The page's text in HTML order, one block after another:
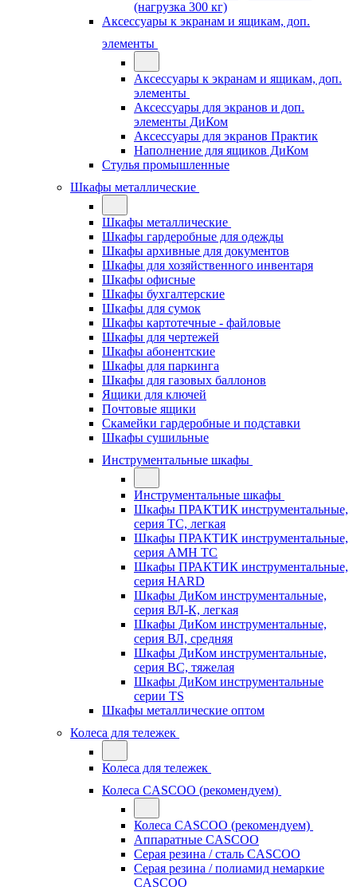
(нагрузка 300 кг)
Аксессуары к экранам и ящикам, доп.
элементы
Аксессуары к экранам и ящикам, доп.
элементы
Аксессуары для экранов и доп.
элементы ДиКом
Аксессуары для экранов Практик
Наполнение для ящиков ДиКом
Стулья промышленные
Шкафы металлические
Шкафы металлические
Шкафы гардеробные для одежды
Шкафы архивные для документов
Шкафы для хозяйственного инвентаря
Шкафы офисные
Шкафы бухгалтерские
Шкафы для сумок
Шкафы картотечные - файловые
Шкафы для чертежей
Шкафы абонентские
Шкафы для паркинга
Шкафы для газовых баллонов
Ящики для ключей
Почтовые ящики
Скамейки гардеробные и подставки
Шкафы сушильные
Инструментальные шкафы
Инструментальные шкафы
Шкафы ПРАКТИК инструментальные,
серия ТC, легкая
Шкафы ПРАКТИК инструментальные,
серия AMH TC
Шкафы ПРАКТИК инструментальные,
серия HARD
Шкафы ДиКом инструментальные,
cерия ВЛ-К, легкая
Шкафы ДиКом инструментальные,
серия ВЛ, средняя
Шкафы ДиКом инструментальные,
серия ВС, тяжелая
Шкафы ДиКом инструментальные
серии TS
Шкафы металлические оптом
Колеса для тележек
Колеса для тележек
Колеса CASCOO (рекомендуем)
Колеса CASCOO (рекомендуем)
Аппаратные CASCOO
Серая резина / сталь CASCOO
Серая резина / полиамид немаркие
CASCOO